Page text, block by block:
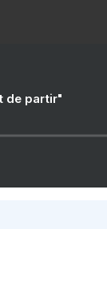
de partir"